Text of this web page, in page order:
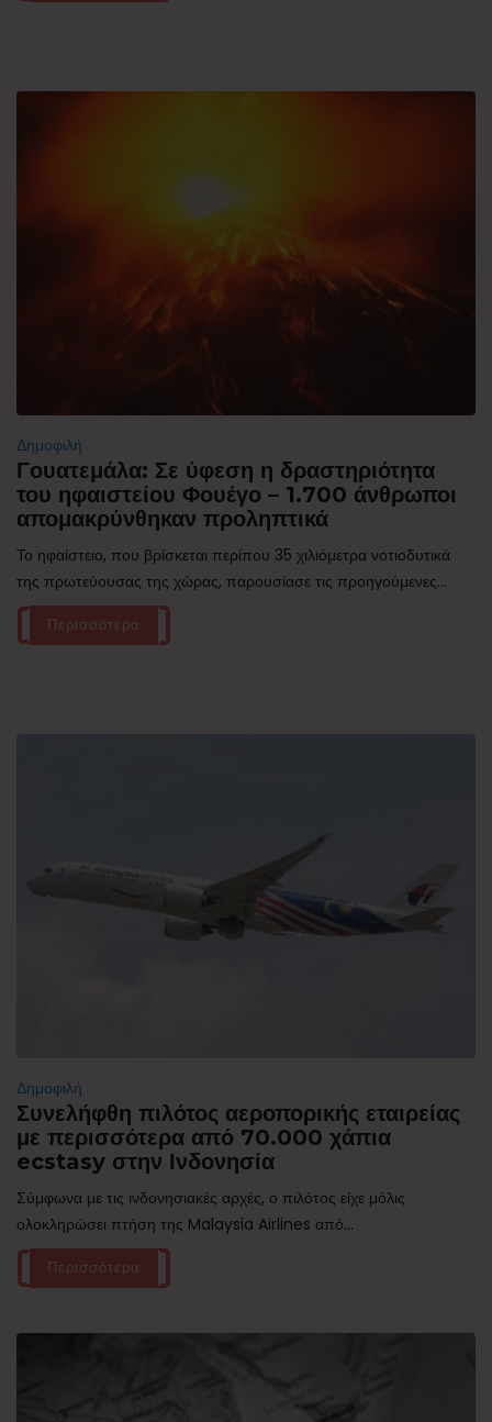
Δημοφιλή
Γουατεμάλα: Σε ύφεση η δραστηριότητα
του ηφαιστείου Φουέγο – 1.700 άνθρωποι
απομακρύνθηκαν προληπτικά
Το ηφαίστειο, που βρίσκεται περίπου 35 χιλιόμετρα νοτιοδυτικά
της πρωτεύουσας της χώρας, παρουσίασε τις προηγούμενες...
Περισσότερα
Δημοφιλή
Συνελήφθη πιλότος αεροπορικής εταιρείας
με περισσότερα από 70.000 χάπια
ecstasy στην Ινδονησία
Σύμφωνα με τις ινδονησιακές αρχές, ο πιλότος είχε μόλις
ολοκληρώσει πτήση της Malaysia Airlines από...
Περισσότερα